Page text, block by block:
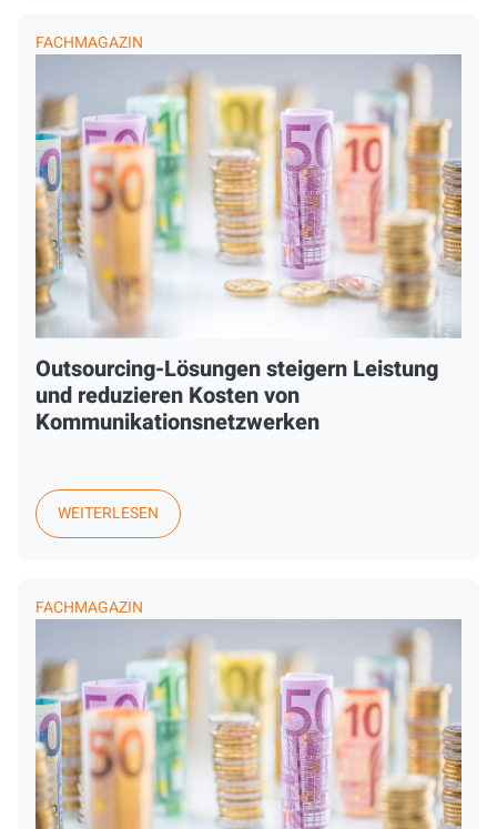
FACHMAGAZIN
Outsourcing-Lösungen steigern Leistung
und reduzieren Kosten von
Kommunikationsnetzwerken
WEITERLESEN
FACHMAGAZIN